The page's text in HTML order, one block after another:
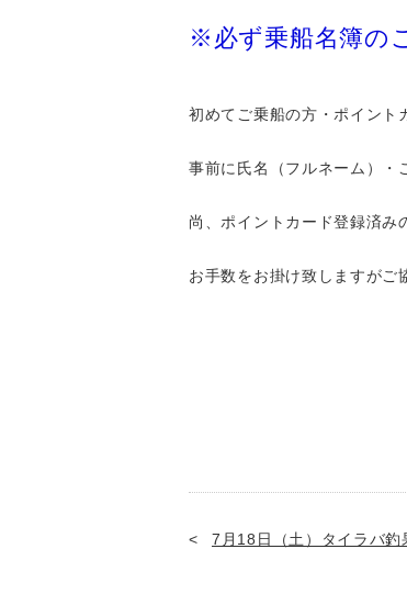
※必ず乗船名簿の
初めてご乗船の方・ポイント
事前に氏名（フルネーム）・
尚、ポイントカード登録済み
お手数をお掛け致しますが
7月18日（土）タイラバ釣